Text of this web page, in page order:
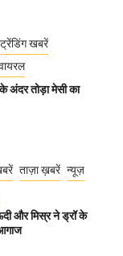
ट्रेंडिंग खबरें
अंदर तोड़ा मेसी का
ताज़ा ख़बरें न्यूज़
और मिस्र ने ड्रॉ के